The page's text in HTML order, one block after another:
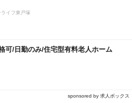
イフ東戸塚
可/日勤のみ/住宅型有料老人ホーム
sponsored by 求人ボックス